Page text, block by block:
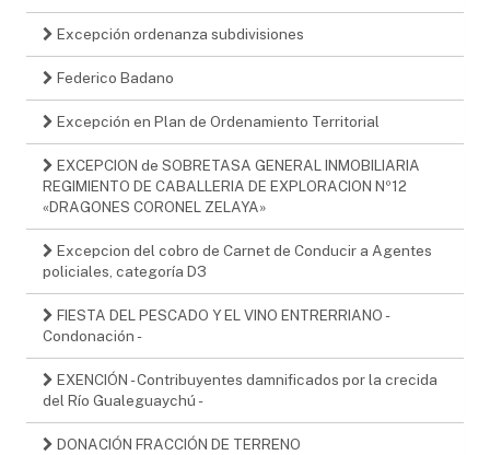
Excepción ordenanza subdivisiones
Federico Badano
Excepción en Plan de Ordenamiento Territorial
EXCEPCION de SOBRETASA GENERAL INMOBILIARIA
REGIMIENTO DE CABALLERIA DE EXPLORACION Nº12
«DRAGONES CORONEL ZELAYA»
Excepcion del cobro de Carnet de Conducir a Agentes
policiales, categoría D3
FIESTA DEL PESCADO Y EL VINO ENTRERRIANO -
Condonación -
EXENCIÓN - Contribuyentes damnificados por la crecida
del Río Gualeguaychú -
DONACIÓN FRACCIÓN DE TERRENO